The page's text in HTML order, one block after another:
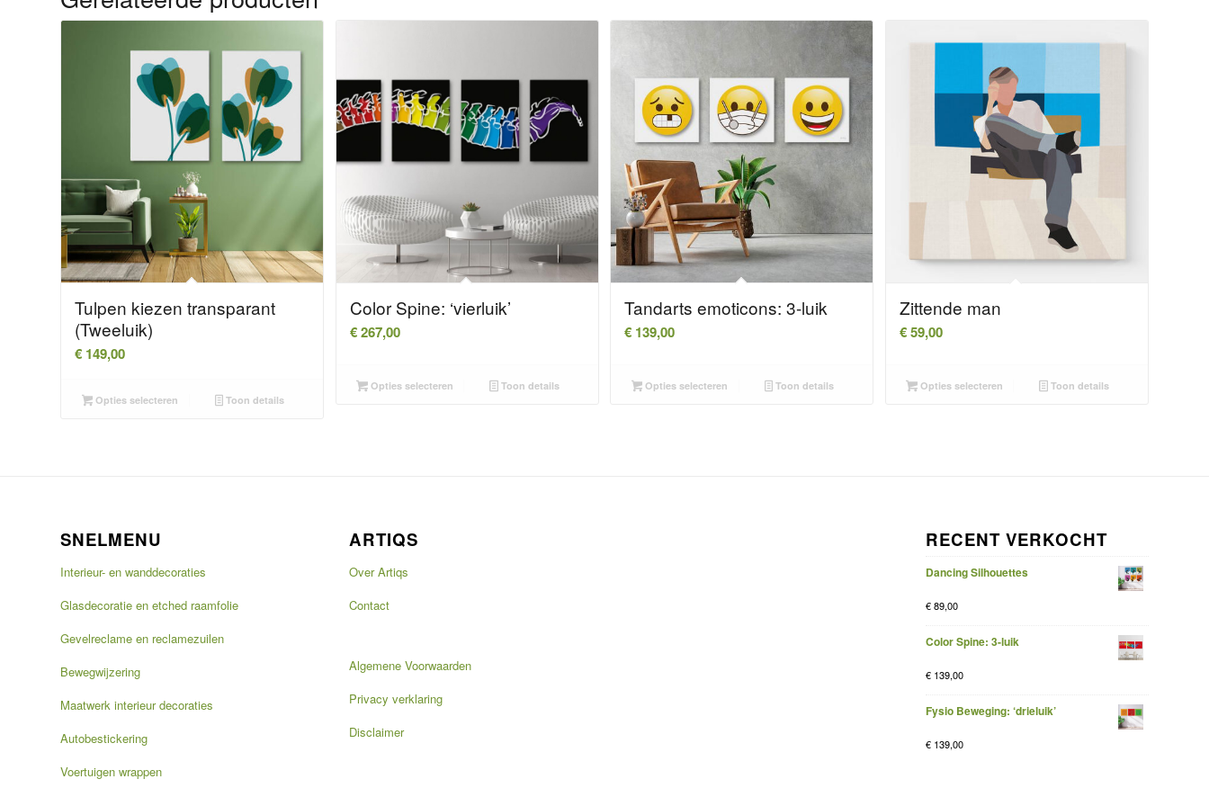
Tulpen kiezen transparant
(Tweeluik)
€ 149,00
Opties selecteren Toon details
Color Spine: ‘vierluik’
€267,00
Opties selecteren Toon details
Tandarts emoticons: 3-luik
€ 139,00
Opties selecteren Toon details
Zittende man
€59,00
Opties selecteren Toon details
SNELMENU
Interieur- en wanddecoraties
Glasdecoratie en etched raamfolie
Gevelreclame en reclamezuilen
Bewegwijzering
Maatwerk interieur decoraties
Autobestickering
Voertuigen wrappen
ARTIQS
Over Artiqs
Contact
Algemene Voorwaarden
Privacy verklaring
Disclaimer
RECENT VERKOCHT
Dancing Silhouettes
€89,00
Color Spine: 3-luik
€139,00
Fysio Beweging: ‘drieluik’
€139,00